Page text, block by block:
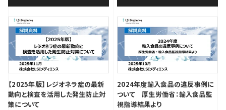
【2025年版】レジオネラ症の最新
動向と検査を活用した発生防止対
策について
2024年度輸入食品の違反事例に
ついて 厚生労働省：輸入食品監
視指導結果より